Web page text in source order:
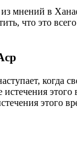
мнений в
что это
когда
этого